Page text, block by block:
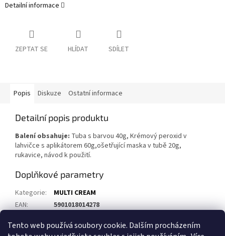
Tento web používá soubory cookie. Dalším procházením
Detailní informace
ZEPTAT SE HLÍDAT SDÍLET
Popis Diskuze Ostatní informace
Detailní popis produktu
Balení obsahuje: Tuba s barvou 40g, Krémový peroxid v
lahvičce s aplikátorem 60g,ošetřující maska v tubě 20g,
rukavice, návod k použití.
Doplňkové parametry
Kategorie:
MULTI CREAM
EAN:
5901018014278